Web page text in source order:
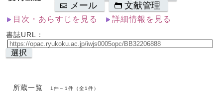
メール
文献管理
目次・あらすじを見る 詳細情報を見る
書誌URL：
選択
所蔵一覧 1件～1件（全1件）